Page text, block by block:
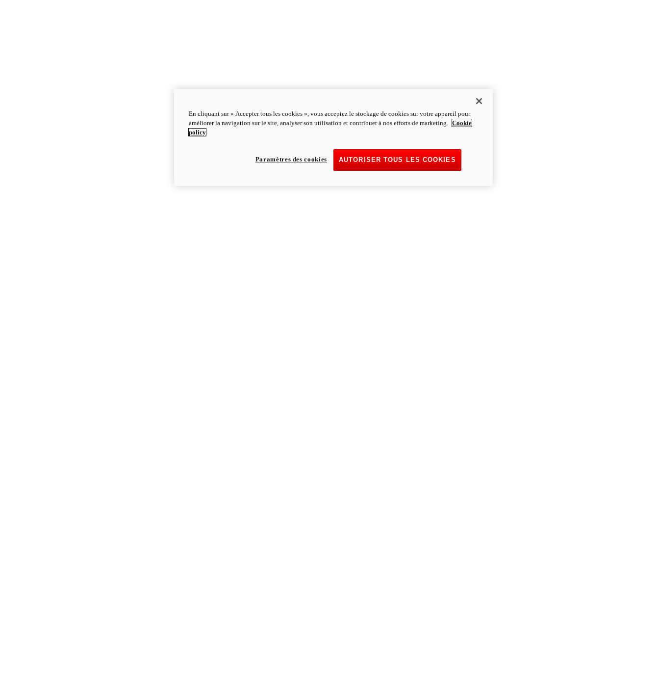
En cliquant sur « Accepter tous les cookies », vous acceptez le stockage de cookies sur votre appareil pour
améliorer la navigation sur le site, analyser son utilisation et contribuer à nos efforts de marketing. Cookie
policy
AUTORISER TOUS LES COOKIES
Paramètres des cookies